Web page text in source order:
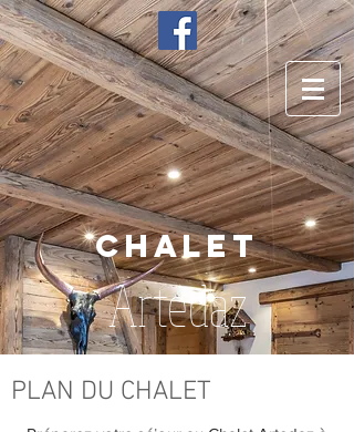
Chalet
Artedaz
PLAN DU CHALET